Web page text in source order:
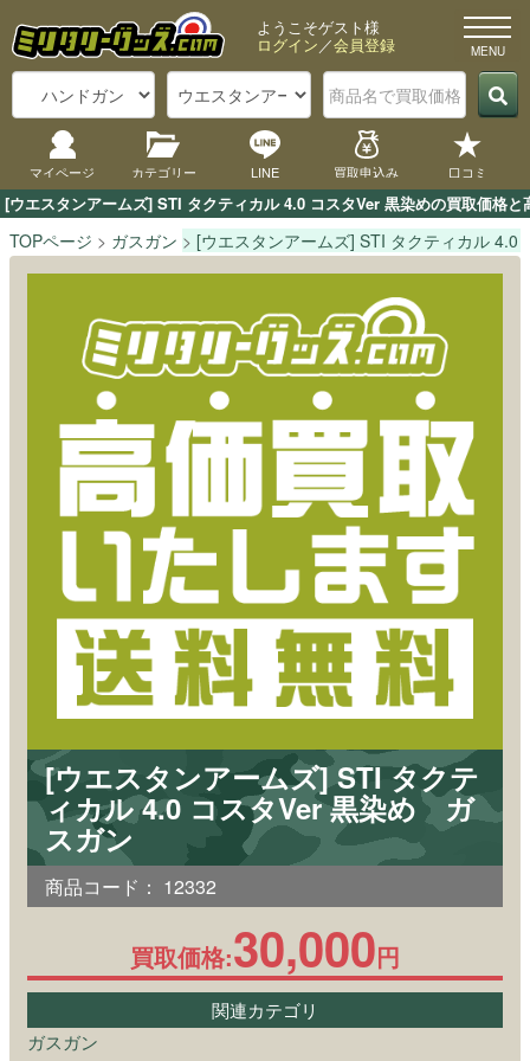
[ウエスタンアームズ] STI タクティカル 4.0 コスタVer 黒染めの買取価格
ようこそゲスト様
ログイン／会員登録
マイページ カテゴリー LINE 買取申込み 口コミ
TOPページ ガスガン [ウエスタンアームズ] STI タクティカル 4.0
[ウエスタンアームズ] STI タクテ
ィカル 4.0 コスタVer 黒染め ガ
スガン
商品コード： 12332
買取価格:30,000円
関連カテゴリ
ガスガン